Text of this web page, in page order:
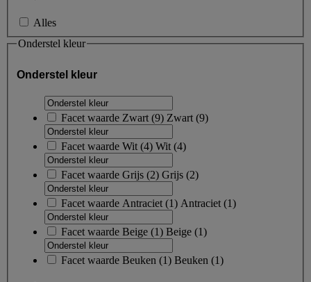
Alles
Onderstel kleur
Onderstel kleur
Facet waarde Zwart (9) Zwart (9)
Facet waarde Wit (4) Wit (4)
Facet waarde Grijs (2) Grijs (2)
Facet waarde Antraciet (1) Antraciet (1)
Facet waarde Beige (1) Beige (1)
Facet waarde Beuken (1) Beuken (1)